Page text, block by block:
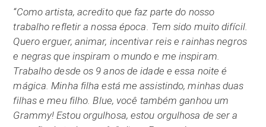
“Como artista, acredito que faz parte do nosso
trabalho refletir a nossa época. Tem sido muito difícil.
Quero erguer, animar, incentivar reis e rainhas negros
e negras que inspiram o mundo e me inspiram.
Trabalho desde os 9 anos de idade e essa noite é
mágica. Minha filha está me assistindo, minhas duas
filhas e meu filho. Blue, você também ganhou um
Grammy! Estou orgulhosa, estou orgulhosa de ser a